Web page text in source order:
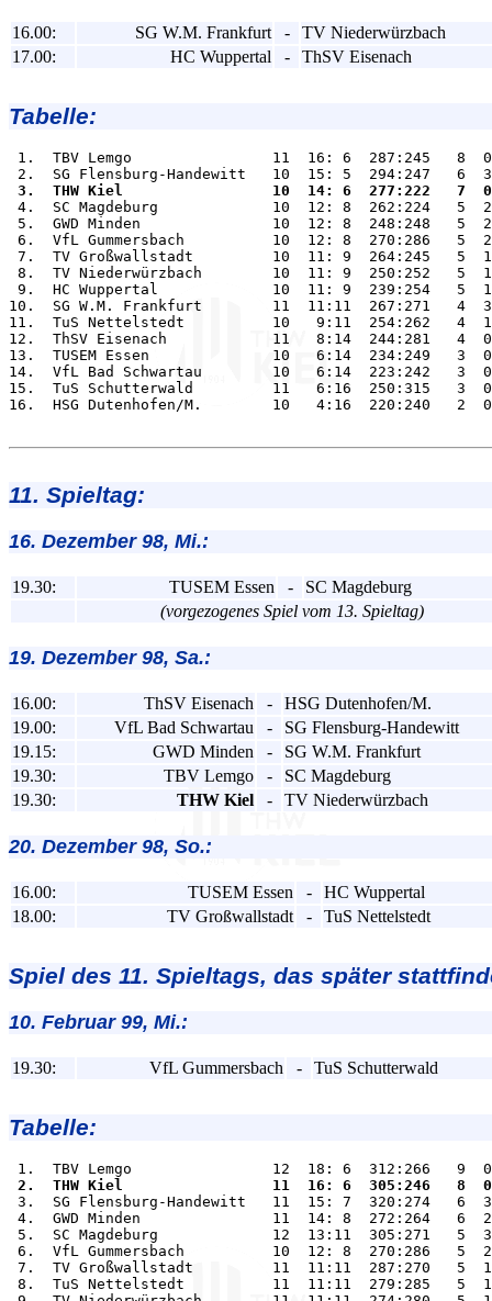
16.00: SG W.M. Frankfurt -
TV Niederwürzbach
17.00:
HC Wuppertal - ThSV Eisenach
Tabelle:
1.  TBV Lemgo                11  16: 6  287:245   8
3.  THW Kiel                 10  14: 6  277:222   7
4.  SC Magdeburg             10  12: 8  262:224   5
5.  GWD Minden               10  12: 8  248:248   5
6.  VfL Gummersbach          10  12: 8  270:286   5
7.  TV Großwallstadt         10  11: 9  264:245   5
8.  TV Niederwürzbach        10  11: 9  250:252   5
9.  HC Wuppertal             10  11: 9  239:254   5
10.  SG W.M. Frankfurt        11  11:11  267:271   4
11.  TuS Nettelstedt          10   9:11  254:262   4
12.  ThSV Eisenach            11   8:14  244:281   4
13.  TUSEM Essen              10   6:14  234:249   3
14.  VfL Bad Schwartau        10   6:14  223:242   3
15.  TuS Schutterwald         11   6:16  250:315   3
16.  HSG Dutenhofen/M.        10   4:16  220:240   2
11. Spieltag:
16. Dezember 98, Mi.:
19.30: TUSEM Essen -
SC Magdeburg
(vorgezogenes Spiel vom 13. Spieltag)
19. Dezember 98, Sa.:
16.00: ThSV Eisenach -
HSG Dutenhofen/M.
19.00:
VfL Bad Schwartau -
SG Flensburg-Handewitt
19.15:
GWD Minden -
SG W.M. Frankfurt
19.30:
TBV Lemgo -
SC Magdeburg
19.30:
THW Kiel - TV Niederwürzbach
20. Dezember 98, So.:
16.00: TUSEM Essen -
HC Wuppertal
18.00:
TV Großwallstadt - TuS Nettelstedt
Spiel des 11. Spieltags, das später
10. Februar 99, Mi.:
19.30: VfL Gummersbach - TuS Schutterwald
Tabelle:
2.  THW Kiel                 11  16: 6  305:246   8
3.  SG Flensburg-Handewitt   11  15: 7  320:274   6
4.  GWD Minden               11  14: 8  272:264   6
5.  SC Magdeburg             12  13:11  305:271   5
6.  VfL Gummersbach          10  12: 8  270:286   5
7.  TV Großwallstadt         11  11:11  287:270   5
8.  TuS Nettelstedt          11  11:11  279:285   5